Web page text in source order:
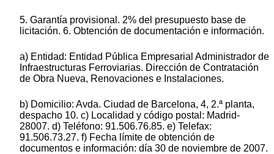
5. Garantía provisional. 2% del presupuesto base de
licitación. 6. Obtención de documentación e información.
a) Entidad: Entidad Pública Empresarial Administrador de
Infraestructuras Ferroviarias. Dirección de Contratación
de Obra Nueva, Renovaciones e Instalaciones.
b) Domicilio: Avda. Ciudad de Barcelona, 4, 2.ª planta,
despacho 10. c) Localidad y código postal: Madrid-
28007. d) Teléfono: 91.506.76.85. e) Telefax:
91.506.73.27. f) Fecha límite de obtención de
documentos e información: día 30 de noviembre de 2007.